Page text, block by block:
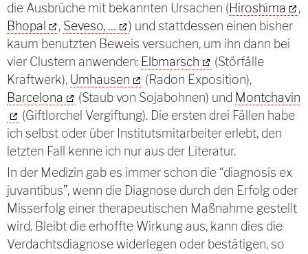
die Ausbrüche mit bekannten Ursachen (Hiroshima
,
Bhopal
, Seveso, …
) und stattdessen einen bisher
kaum benutzten Beweis versuchen, um ihn dann bei
vier Clustern anwenden: Elbmarsch
(Störfälle
Kraftwerk), Umhausen
(Radon Exposition),
Barcelona
(Staub von Sojabohnen) und Montchavin
(Giftlorchel Vergiftung). Die ersten drei Fällen habe
ich selbst oder über Institutsmitarbeiter erlebt, den
letzten Fall kenne ich nur aus der Literatur.
In der Medizin gab es immer schon die “diagnosis ex
juvantibus”, wenn die Diagnose durch den Erfolg oder
Misserfolg einer therapeutischen Maßnahme gestellt
wird. Bleibt die erhoffte Wirkung aus, kann dies die
Verdachtsdiagnose widerlegen oder bestätigen, so